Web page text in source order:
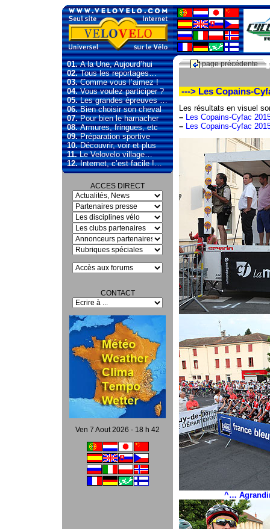
01.A la Une, Aujourd’hui
02.Tous les reportages…
03.Comme vous l’aimez !
04.Vous voulez participer ?
05.Les grandes épreuves …
06.Bien choisir son cheval
07.Pour bien le harnacher
08.Armures, fringues, etc
09.Préparation sportive
10.Découvrir, voir et plus
11.Le Velovelo village…
12.Internet, c’est facile !…
ACCES DIRECT
CONTACT
Ven 7 Aout 2026 - 18 h 42
page précédente
---> Les Copains-
Les résultats en visuel
– Les Copains-Cyfac
– Les Copains-Cyfac
^…